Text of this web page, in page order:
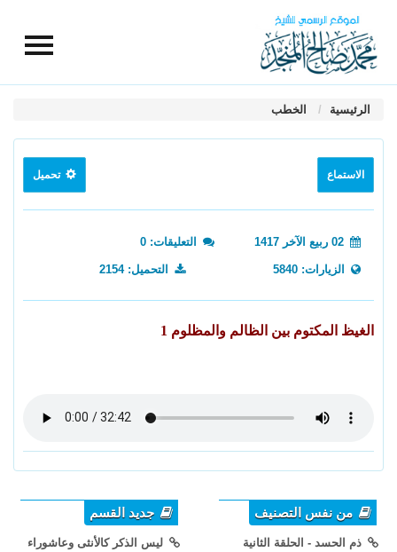
الرئيسية الخطب
الاستماع تحميل
التعليقات: 0
الزيارات: 5840 التحميل: 2154
الغيظ المكتوم بين الظالم والمظلوم 1
من نفس التصنيف
ذم الحسد - الحلقة الثانية
جديد القسم
ليس الذكر كالأنثى وعاشوراء